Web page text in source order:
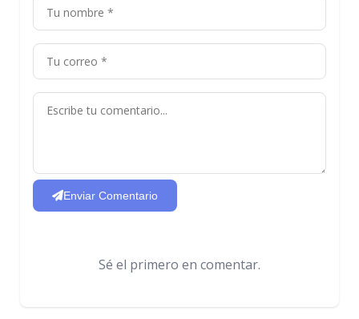
Enviar Comentario
Sé el primero en comentar.